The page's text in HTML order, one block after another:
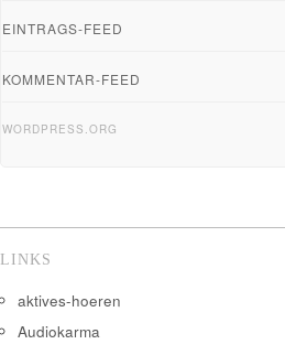
EINTRAGS-FEED
KOMMENTAR-FEED
WORDPRESS.ORG
LINKS
aktives-hoeren
Audiokarma